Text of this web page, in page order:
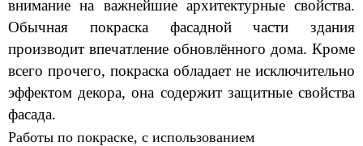
внимание на важнейшие архитектурные свойства.
Обычная покраска фасадной части здания
производит впечатление обновлённого дома. Кроме
всего прочего, покраска обладает не исключительно
эффектом декора, она содержит защитные свойства
фасада.
Работы по покраске, с использованием